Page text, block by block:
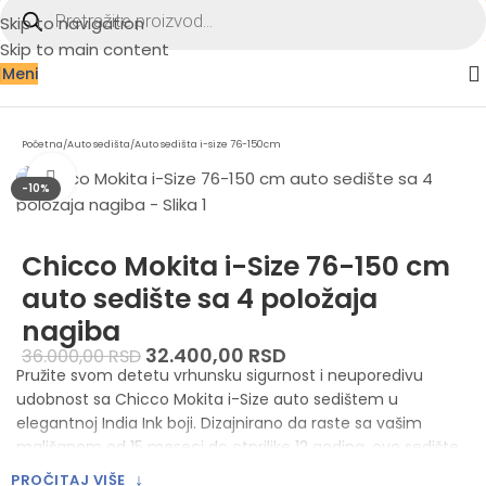
Skip to navigation
Skip to main content
Meni
Početna/Auto sedišta/Auto sedišta i-size 76-150cm
-10%
Zumiraj sliku
Chicco Mokita i-Size 76-150 cm
auto sedište sa 4 položaja
nagiba
36.000,00RSD 32.400,00 RSD
Pružite svom detetu vrhunsku sigurnost i neuporedivu
udobnost sa Chicco Mokita i-Size auto sedištem u
elegantnoj India Ink boji. Dizajnirano da raste sa vašim
mališanom od 15 meseci do otprilike 12 godina, ovo sedište
nudi najsavremenije bezbednosne standarde i prilagodljive
PROČITAJ VIŠE ↓